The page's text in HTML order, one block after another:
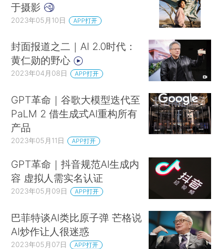
于摄影
2023年05月10日 APP打开
封面报道之二｜AI 2.0时代：
黄仁勋的野心
2023年04月08日 APP打开
GPT革命｜谷歌大模型迭代至
PaLM 2 借生成式AI重构所有
产品
2023年05月11日 APP打开
GPT革命｜抖音规范AI生成内
容 虚拟人需实名认证
2023年05月09日 APP打开
巴菲特谈AI类比原子弹 芒格说
AI炒作让人很迷惑
2023年05月07日 APP打开